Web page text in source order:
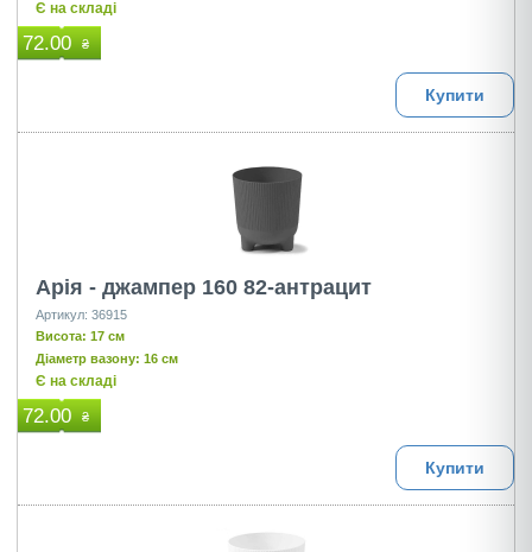
Є на складі
72.00 ₴
Купити
Арія - джампер 160 82-антрацит
Артикул: 36915
Висота: 17 см
Діаметр вазону: 16 см
Є на складі
72.00 ₴
Купити